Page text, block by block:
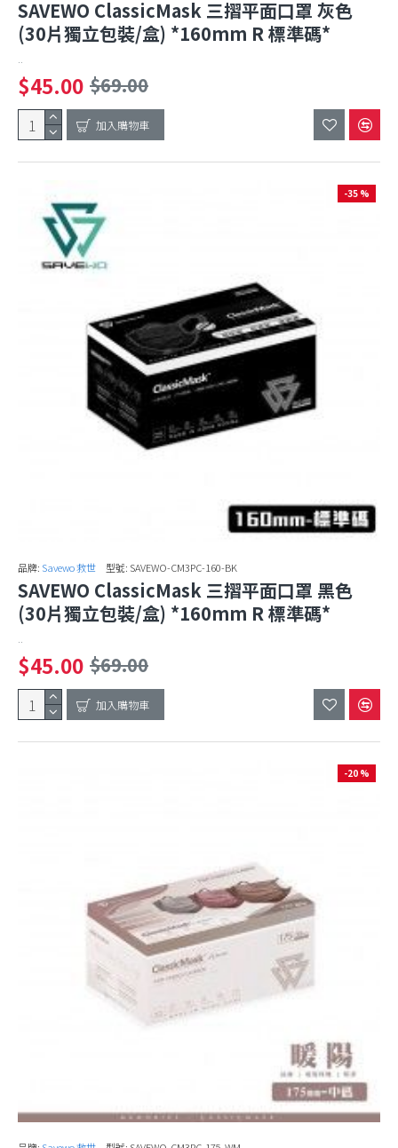
SAVEWO ClassicMask 三摺平面口罩 灰色
(30片獨立包裝/盒) *160mm R 標準碼*
..
$45.00 $69.00
加入購物車
-35 %
品牌: Savewo 救世 型號: SAVEWO-CM3PC-160-BK
SAVEWO ClassicMask 三摺平面口罩 黑色
(30片獨立包裝/盒) *160mm R 標準碼*
..
$45.00 $69.00
加入購物車
-20 %